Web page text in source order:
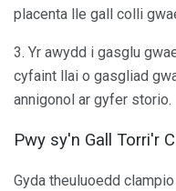
placenta lle gall colli
3. Yr awydd i gasglu
cyfaint llai o gasgliad
annigonol ar gyfer storio.
Pwy sy'n Gall Torri'r
Gyda theuluoedd